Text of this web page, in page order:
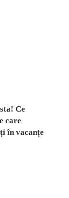
Ce
care
în vacanțe